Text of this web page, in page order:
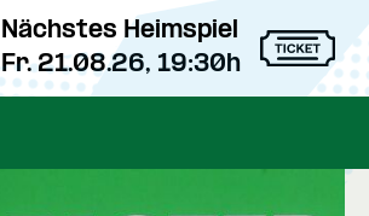
Nächstes Heimspiel
Fr. 21.08.26, 19:30h